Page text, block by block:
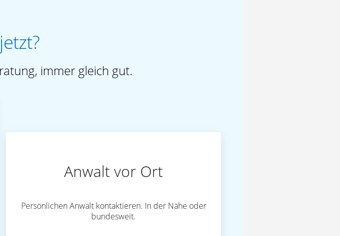
immer gleich gut.
Anwalt vor Ort
Persönlichen Anwalt kontaktieren. In der Nähe oder
bundesweit.